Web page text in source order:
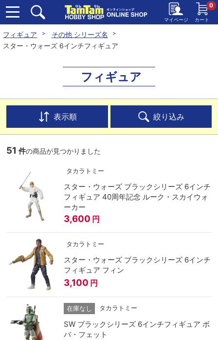
マイページ カート
0
フィギュア
その他 シリーズ名
スター・ウォーズ 6インチフィギュア
フィギュア
表示順 絞り込み
51 件の商品が見つかりました
タカラトミー
スター・ウォーズ ブラックシリーズ 6インチ
フィギュア 40周年記念 ルーク・スカイウォ
ーカー
3,600 円
タカラトミー
スター・ウォーズ ブラックシリーズ 6インチ
フィギュア フィン
3,100 円
在庫なし タカラトミー
SW ブラックシリーズ 6インチフィギュア ボ
バ・フェット